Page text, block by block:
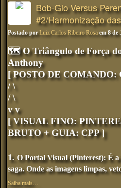
Bob-Glo Versus
#2/Harmonização
Postado porLuiz Carlos Ribeiro Rosa em 8 de
🗺️ O Triângulo de Força
Anthony
[ POSTO DE COMANDO:
/ \
/ \
v v
[ VISUAL FINO:
BRUTO + GUIA: CPP]
1. O Portal Visual (Pinterest): É
saga. Onde as imagens limpas,
Saiba mais…